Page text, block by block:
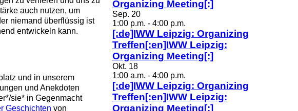
auch nutzen, um
niemand überflüssig ist
entwickeln kann.
und in unserem
und Anekdoten
sie* in Gegenmacht
Geschichtenvon
Organizing Meeting[:]
Sep. 20
1:00 p.m. -4:00 p.m.
[:de]IWW Leipzig: Organizing
Treffen[:en]IWW Leipzig:
Organizing Meeting[:]
Okt. 18
1:00 a.m. -4:00 p.m.
[:de]IWW Leipzig: Organizing
Treffen[:en]IWW Leipzig:
Organizing Meeting[:]